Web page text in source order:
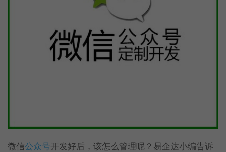
微信公众号开发好后，该怎么管理呢？易企达小编告诉